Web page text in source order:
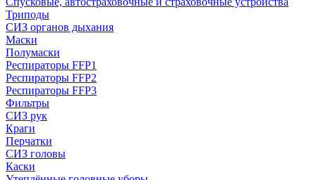
Триподы
СИЗ органов дыхания
Маски
Полумаски
Респираторы FFP1
Респираторы FFP2
Респираторы FFP3
Фильтры
СИЗ рук
Краги
Перчатки
СИЗ головы
Каски